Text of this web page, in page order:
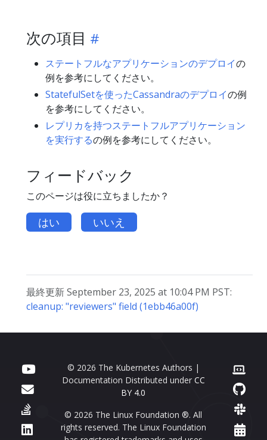
次の項目
ステートフルなアプリケーションのデプロイの
例を参考にしてください。
StatefulSetを使ったCassandraのデプロイの例
を参考にしてください。
レプリカを持つステートフルアプリケーション
を実行するの例を参考にしてください。
フィードバック
このページは役に立ちましたか？
はい いいえ
最終更新 September 23, 2025 at 10:04 PM PST:
cleanup: "reviewers" field (1ebb46a00f)
© 2026 The Kubernetes Authors |
Documentation Distributed under CC
BY 4.0
© 2026 The Linux Foundation ®. All
rights reserved. The Linux Foundation